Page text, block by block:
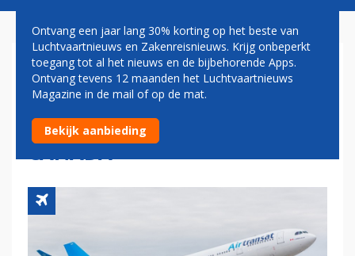
CANADESE REGERING
AKKOORD MET OVERNAME
AIR TRANSAT DOOR AIR
CANADA
Ontvang een jaar lang 30% korting op het beste van
Luchtvaartnieuws en Zakenreisnieuws. Krijg onbeperkt
toegang tot al het nieuws en de bijbehorende Apps.
Ontvang tevens 12 maanden het Luchtvaartnieuws
Magazine in de mail of op de mat.
Bekijk aanbieding